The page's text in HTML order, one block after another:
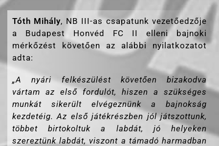
Tóth Mihály, NB III-as csapatunk vezetőedzője
a Budapest Honvéd FC II elleni bajnoki
mérkőzést követően az alábbi nyilatkozatot
adta:
„A nyári felkészülést követően bizakodva
vártam az első fordulót, hiszen a szükséges
munkát sikerült elvégeznünk a bajnokság
kezdetéig. Az első játékrészben jól játszottunk,
többet birtokoltuk a labdát, jó helyeken
szereztünk labdát, viszont a támadó harmadban